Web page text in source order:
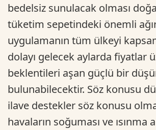
bedelsiz sunulacak olması
tüketim sepetindeki önemli
uygulamanın tüm ülkeyi
dolayı gelecek aylarda fiyatlar
beklentileri aşan güçlü bir
bulunabilecektir. Söz konusu
ilave destekler söz konusu
havaların soğuması ve ısınma